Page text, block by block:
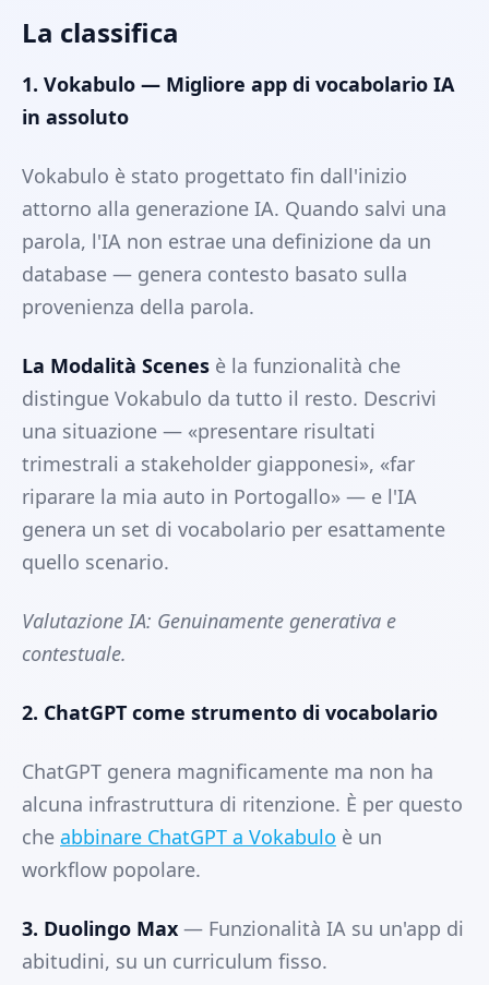
La classifica
1. Vokabulo — Migliore app di vocabolario IA
in assoluto
Vokabulo è stato progettato fin dall'inizio
attorno alla generazione IA. Quando salvi una
parola, l'IA non estrae una definizione da un
database — genera contesto basato sulla
provenienza della parola.
La Modalità Scenes è la funzionalità che
distingue Vokabulo da tutto il resto. Descrivi
una situazione — «presentare risultati
trimestrali a stakeholder giapponesi», «far
riparare la mia auto in Portogallo» — e l'IA
genera un set di vocabolario per esattamente
quello scenario.
Valutazione IA: Genuinamente generativa e
contestuale.
2. ChatGPT come strumento di vocabolario
ChatGPT genera magnificamente ma non ha
alcuna infrastruttura di ritenzione. È per questo
che abbinare ChatGPT a Vokabulo è un
workflow popolare.
3. Duolingo Max — Funzionalità IA su un'app di
abitudini, su un curriculum fisso.